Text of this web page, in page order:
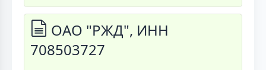
ОАО "РЖД", ИНН
708503727